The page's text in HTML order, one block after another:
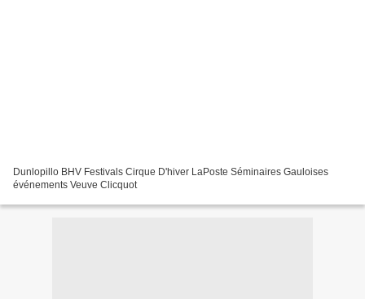
Dunlopillo BHV Festivals Cirque D'hiver LaPoste Séminaires Gauloises
événements Veuve Clicquot